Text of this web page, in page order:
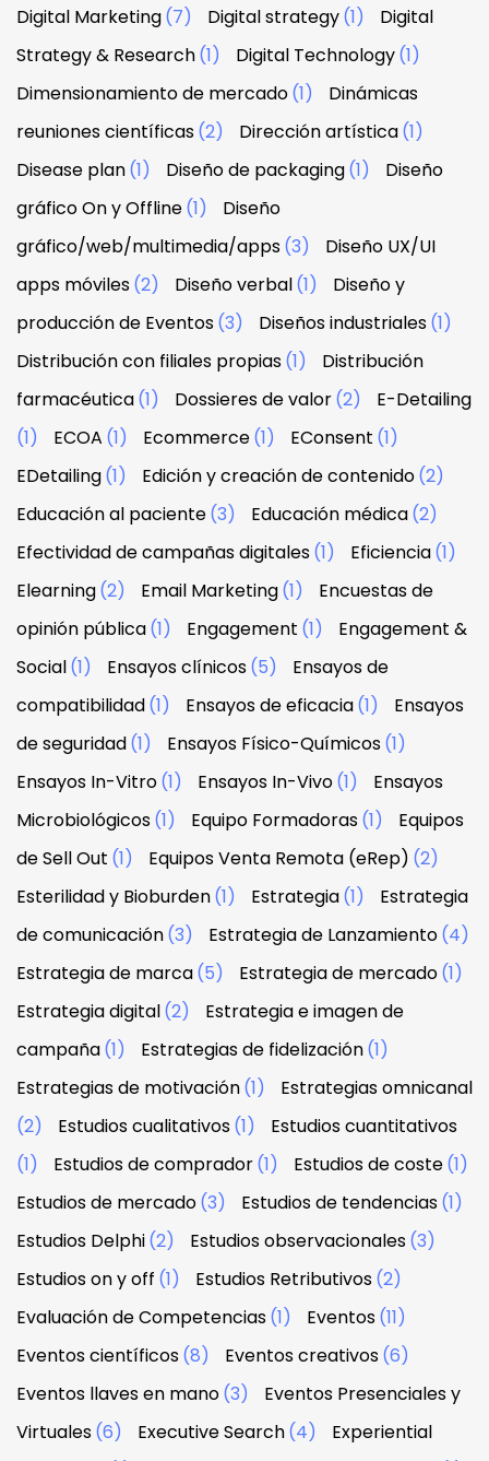
Digital Marketing(7) Digital strategy(1)
Digital
Strategy & Research(1) Digital Technology(1)
Dimensionamiento de mercado(1)
Dinámicas
reuniones científicas(2) Dirección artística(1)
Disease plan(1) Diseño de packaging(1)
Diseño
gráfico On y Offline(1)
Diseño
gráfico/web/multimedia/apps(3)
Diseño UX/UI
apps móviles(2) Diseño verbal(1)
Diseño y
producción de Eventos(3) Diseños industriales(1)
Distribución con filiales propias(1)
Distribución
farmacéutica(1) Dossieres de valor(2)
E-Detailing
(1)
ECOA (1) Ecommerce(1) EConsent (1)
EDetailing(1) Edición y creación de contenido(2)
Educación al paciente(3) Educación médica(2)
Efectividad de campañas digitales(1) Eficiencia(1)
Elearning(2) Email Marketing(1)
Encuestas de
opinión pública(1) Engagement (1)
Engagement &
Social(1) Ensayos clínicos(5)
Ensayos de
compatibilidad(1) Ensayos de eficacia(1)
Ensayos
de seguridad(1) Ensayos Físico-Químicos(1)
Ensayos In-Vitro(1) Ensayos In-Vivo(1)
Ensayos
Microbiológicos(1) Equipo Formadoras(1)
Equipos
de Sell Out (1) Equipos Venta Remota (eRep) (2)
Esterilidad y Bioburden(1) Estrategia(1)
Estrategia
de comunicación(3) Estrategia de Lanzamiento(4)
Estrategia de marca(5) Estrategia de mercado(1)
Estrategia digital(2)
Estrategia e imagen de
campaña(1) Estrategias de fidelización(1)
Estrategias de motivación(1)
Estrategias omnicanal
(2)
Estudios cualitativos(1)
Estudios cuantitativos
(1)
Estudios de comprador(1) Estudios de coste(1)
Estudios de mercado(3) Estudios de tendencias(1)
Estudios Delphi(2) Estudios observacionales(3)
Estudios on y off (1) Estudios Retributivos(2)
Evaluación de Competencias(1) Eventos(11)
Eventos científicos(8) Eventos creativos(6)
Eventos llaves en mano(3)
Eventos Presenciales y
Virtuales(6) Executive Search(4)
Experiential